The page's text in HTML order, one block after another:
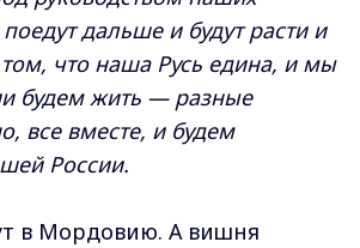
дальше и будут расти и
что наша Русь едина, и мы
будем жить — разные
все вместе, и будем
России.
в Мордовию. А вишня